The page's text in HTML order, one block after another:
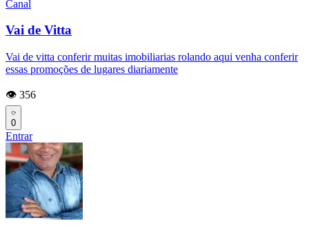
Canal
Vai de Vitta
Vai de vitta conferir muitas imobiliarias rolando aqui venha conferir
essas promoções de lugares diariamente
👁️ 356
0
Entrar